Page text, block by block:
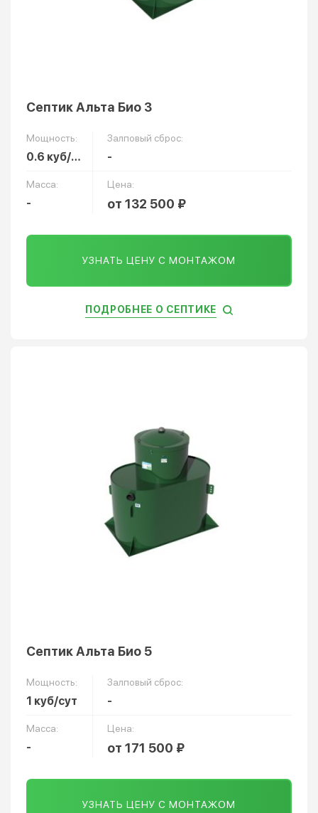
Септик Альта Био 3
Мощность:
0.6 куб/сут
Залповый сброс:
-
Масса:
-
Цена:
от 132 500 ₽
УЗНАТЬ ЦЕНУ С МОНТАЖОМ
ПОДРОБНЕЕ О СЕПТИКЕ
Септик Альта Био 5
Мощность:
1 куб/сут
Залповый сброс:
-
Масса:
-
Цена:
от 171 500 ₽
УЗНАТЬ ЦЕНУ С МОНТАЖОМ